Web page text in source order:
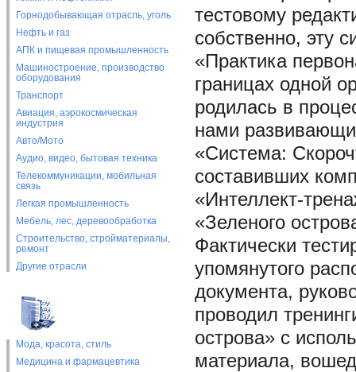
Горнодобывающая отрасль, уголь
Нефть и газ
АПК и пищевая промышленность
Машиностроение, производство
оборудования
Транспорт
Авиация, аэрокосмическая
индустрия
Авто/Мото
Аудио, видео, бытовая техника
Телекоммуникации, мобильная
связь
Легкая промышленность
Мебель, лес, деревообработка
Строительство, стройматериалы,
ремонт
Другие отрасли
Мода, красота, стиль
Медицина и фармацевтика
тестовому
собственно, эту
«Практика
границах одной
родилась в
нами
«Система:
составивших
«Интеллект-
«Зеленого
Фактически
упомянутого
документа,
проводил
острова» с
материала,